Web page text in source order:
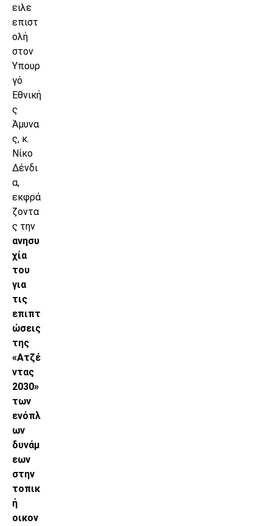
ειλε
επιστ
ολή
στον
Υπουρ
γό
Εθνική
ς
Άμυνα
ς, κ.
Νίκο
Δένδι
α,
εκφρά
ζοντα
ς την
ανησυ
χία
του
για
τις
επιπτ
ώσεις
της
«Ατζέ
ντας
2030»
των
ενόπλ
ων
δυνάμ
εων
στην
τοπικ
ή
οικον